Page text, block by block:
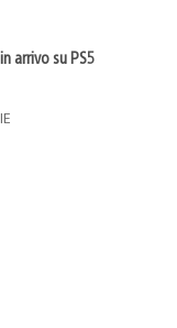
arrivo su PS5